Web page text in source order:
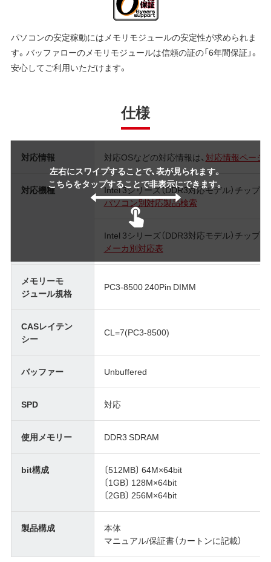
パソコンの安定稼動にはメモリモジュールの安定性が求められま
す。バッファローのメモリモジュールは信頼の証の「6年間保証」。
安心してご利用いただけます。
仕様
左右にスワイプすることで、表が見られます。
こちらをタップすることで非表示にできます。
対応情報 対応OSなどの対応情報は、 対応情報ページ
対応機種
Intel 3シリーズ（DDR3対応モデル）チップ
パソコン別対応製品検索
Intel 3シリーズ（DDR3対応モデル）チップ
メーカ別対応表
メモリーモ
ジュール規格
PC3-8500 240Pin DIMM
CASレイテン
シー
CL=7(PC3-8500)
バッファー Unbuffered
SPD 対応
使用メモリー DDR3 SDRAM
bit構成
〔512MB〕 64M×64bit
〔1GB〕 128M×64bit
〔2GB〕 256M×64bit
製品構成
本体
マニュアル/保証書（カートンに記載）